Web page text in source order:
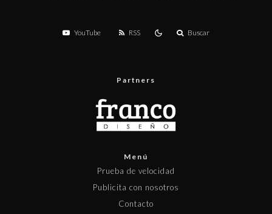
YouTube RSS Buscar
Partners
Menú
Prueba de velocidad
Publicita con nosotros
Contacto